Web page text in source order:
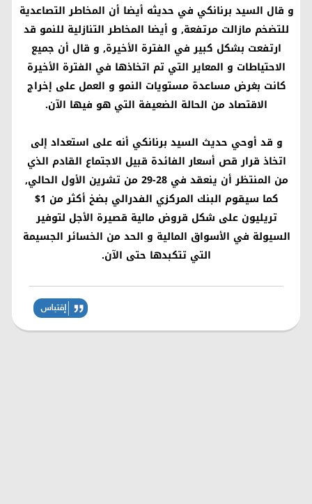
و قال السيد برنانكي في حديثه أيضا أن المخاطر التصاعدية
للتضخم مازالت مرتفعة, و أيضا المخاطر التنازلية للنمو قد
ارتفعت بشكل كبير في الفترة الأخيرة, و قال أن جميع
الاحتياطات و المعاير التي تم اتخاذها في الفترة الأخيرة
كانت بغرض مساعدة مستويات النمو و العمل على إخراج
الاقتصاد من الحالة الضعيفة التي هو فيها الآن.
و قد أوحي حديث السيد برنانكي أنه على استعداد إلى
اتخاذ قرار قص أسعار الفائدة قبيل الاجتماع القادم الذي
من المنتظر أن ينعقد في 28-29 من تشرين الأول الحالي,
كما سيقوم البنك المركزي الفدرالي بضخ أكثر من 1$
تريليون على شكل قروض مالية قصيرة الأجل لتوفير
السيولة في الأسواق المالية و الحد من الخسائر الجسيمة
التي تتكبدها حتى الآن.